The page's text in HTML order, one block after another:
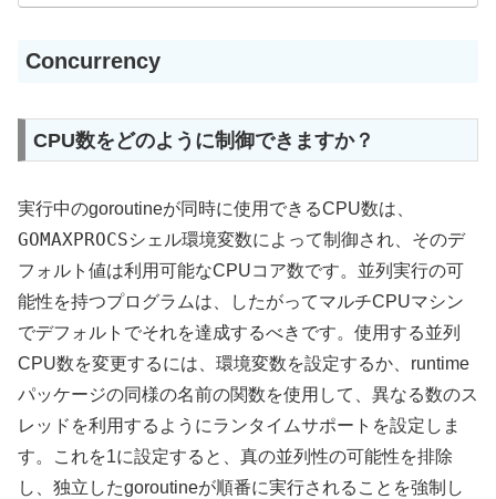
Concurrency
CPU数をどのように制御できますか？
実行中のgoroutineが同時に使用できるCPU数は、
GOMAXPROCSシェル環境変数によって制御され、そのデ
フォルト値は利用可能なCPUコア数です。並列実行の可
能性を持つプログラムは、したがってマルチCPUマシン
でデフォルトでそれを達成するべきです。使用する並列
CPU数を変更するには、環境変数を設定するか、runtime
パッケージの同様の名前の関数を使用して、異なる数のス
レッドを利用するようにランタイムサポートを設定しま
す。これを1に設定すると、真の並列性の可能性を排除
し、独立したgoroutineが順番に実行されることを強制し